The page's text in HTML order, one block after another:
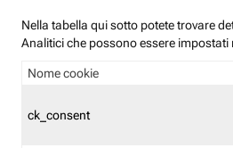
Nella tabella qui sotto potete trovare
Analitici che possono essere
Nome cookie
ck_consent